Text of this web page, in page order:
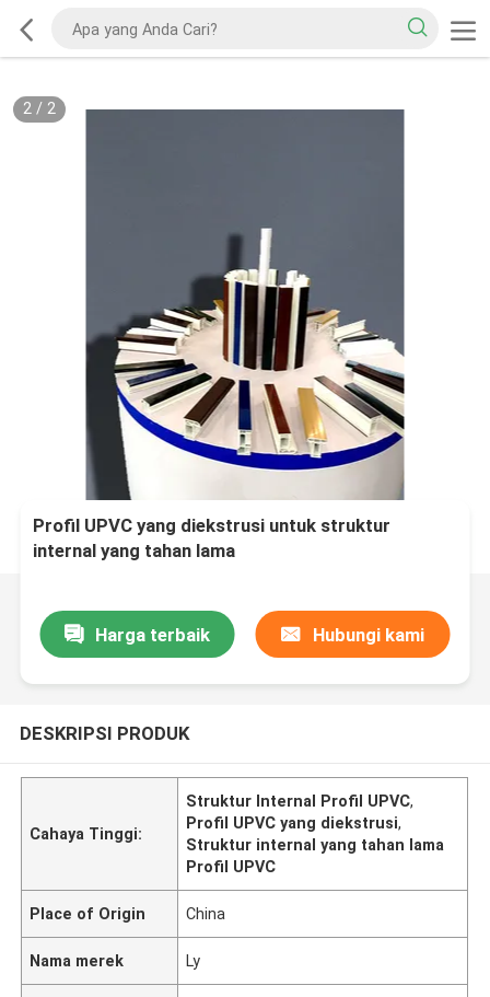
2/ 2
Profil UPVC yang diekstrusi untuk struktur
internal yang tahan lama
Harga terbaik Hubungi kami
DESKRIPSI PRODUK
Cahaya Tinggi:
Struktur Internal Profil UPVC,
Profil UPVC yang diekstrusi,
Struktur internal yang tahan lama
Profil UPVC
Place of Origin China
Nama merek Ly